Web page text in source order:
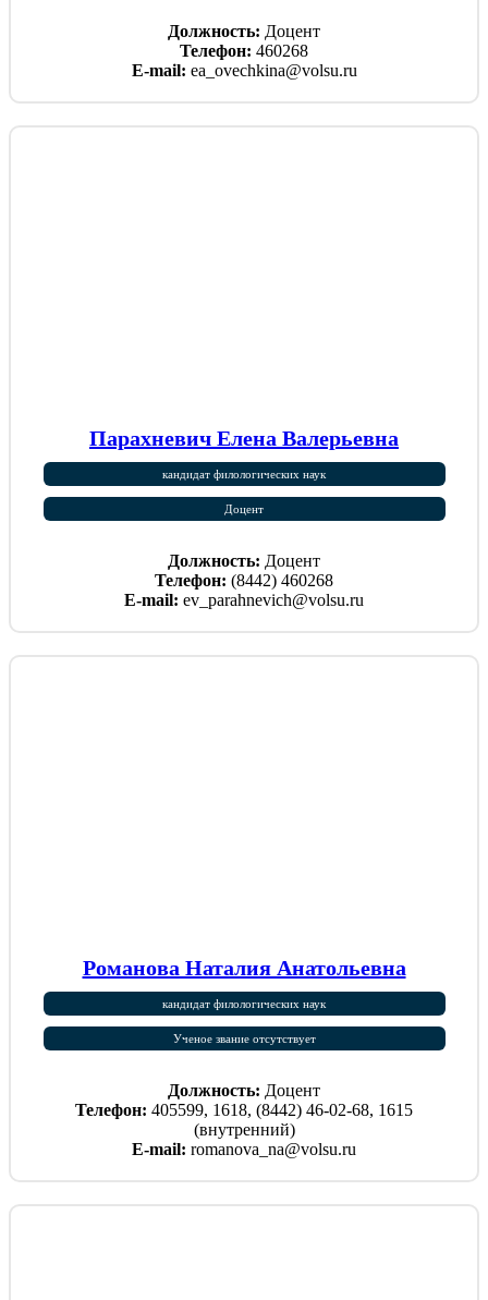
Должность: Доцент
Телефон: 460268
E-mail: ea_ovechkina@volsu.ru
Парахневич Елена Валерьевна
кандидат филологических наук
Доцент
Должность: Доцент
Телефон: (8442) 460268
E-mail: ev_parahnevich@volsu.ru
Романова Наталия Анатольевна
кандидат филологических наук
Ученое звание отсутствует
Должность: Доцент
Телефон: 405599, 1618, (8442) 46-02-68, 1615
(внутренний)
E-mail: romanova_na@volsu.ru